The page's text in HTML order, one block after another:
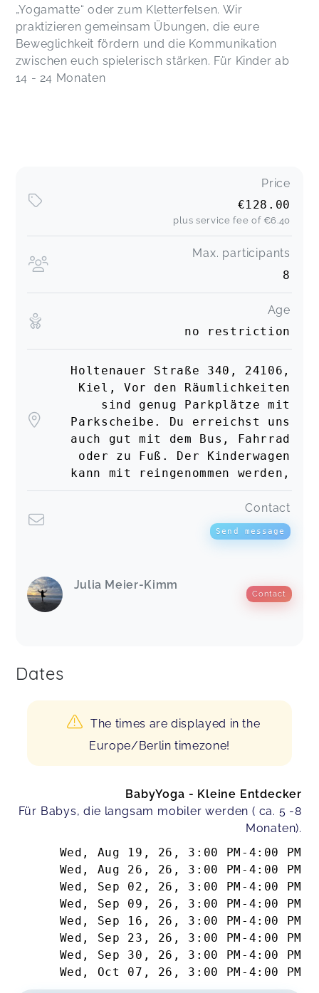
„Yogamatte“ oder zum Kletterfelsen. Wir
praktizieren gemeinsam Übungen, die eure
Beweglichkeit fördern und die Kommunikation
zwischen euch spielerisch stärken. Für Kinder ab
14 - 24 Monaten
Price
€128.00
plus service fee of €6.40
Max. participants
8
Age
no restriction
Holtenauer Straße 340, 24106,
Kiel, Vor den Räumlichkeiten
sind genug Parkplätze mit
Parkscheibe. Du erreichst uns
auch gut mit dem Bus, Fahrrad
oder zu Fuß. Der Kinderwagen
kann mit reingenommen werden,
Contact
Send message
Julia Meier-Kimm
Contact
Dates
The times are displayed in the
Europe/Berlin timezone!
BabyYoga - Kleine Entdecker
Für Babys, die langsam mobiler werden ( ca. 5 -8
Monaten).
Wed, Aug 19, 26 , 3:00 PM - 4:00 PM
Wed, Aug 26, 26 , 3:00 PM - 4:00 PM
Wed, Sep 02, 26 , 3:00 PM - 4:00 PM
Wed, Sep 09, 26 , 3:00 PM - 4:00 PM
Wed, Sep 16, 26 , 3:00 PM - 4:00 PM
Wed, Sep 23, 26 , 3:00 PM - 4:00 PM
Wed, Sep 30, 26 , 3:00 PM - 4:00 PM
Wed, Oct 07, 26 , 3:00 PM - 4:00 PM